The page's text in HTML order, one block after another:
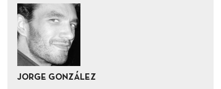
JORGE GONZÁLEZ